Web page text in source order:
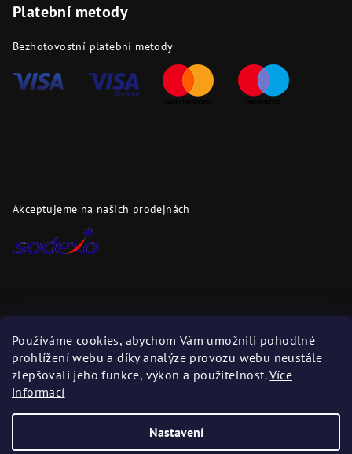
Používáme cookies, abychom Vám umožnili pohodlné
prohlížení webu a díky analýze provozu webu neustále
zlepšovali jeho funkce, výkon a použitelnost.Více
informací
Nastavení
Platební metody
Bezhotovostní platební metody
Akceptujeme na našich prodejnách
Zboží zasíláme těmito dopravci